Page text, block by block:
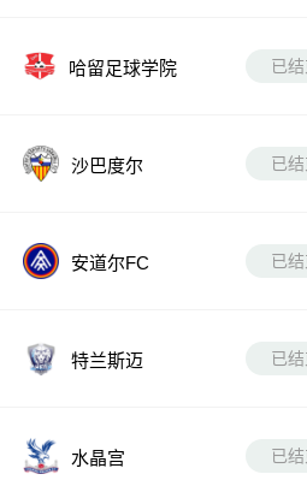
哈留足球学院 已
沙巴度尔 已
安道尔FC 已
特兰斯迈 已
水晶宫 已